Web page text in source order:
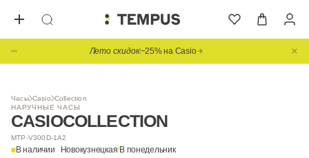
Лето скидок−25% на Casio
Часы Casio Collection
НАРУЧНЫЕ ЧАСЫ
CASIOCOLLECTION
MTP-V300D-1A2
В наличии Новокузнецкая/В понедельник
1/ 5